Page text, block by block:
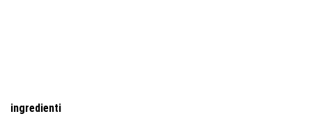
ingredienti